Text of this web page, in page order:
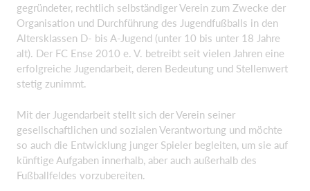
gegründeter, rechtlich selbständiger Verein zum Zwecke der
Organisation und Durchführung des Jugendfußballs in den
Altersklassen D- bis A-Jugend (unter 10 bis unter 18 Jahre
alt). Der FC Ense 2010 e. V. betreibt seit vielen Jahren eine
erfolgreiche Jugendarbeit, deren Bedeutung und Stellenwert
stetig zunimmt.
Mit der Jugendarbeit stellt sich der Verein seiner
gesellschaftlichen und sozialen Verantwortung und möchte
so auch die Entwicklung junger Spieler begleiten, um sie auf
künftige Aufgaben innerhalb, aber auch außerhalb des
Fußballfeldes vorzubereiten.